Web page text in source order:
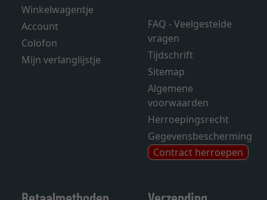
Winkelwagentje
Account
Colofon
Mijn verlanglijstje
FAQ - Veelgestelde
vragen
Tijdschrift
Sitemap
Algemene
voorwaarden
Herroepingsrecht
Gegevensbescherming
Contract herroepen